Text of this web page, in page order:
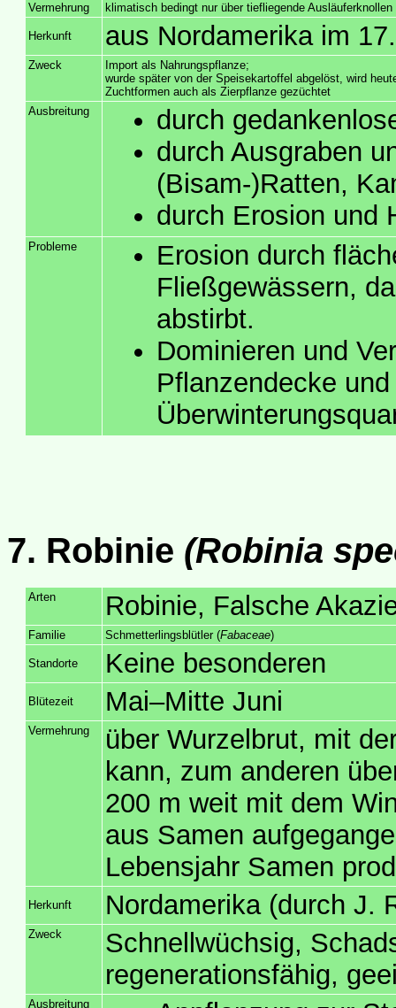
Vermehrung
klimatisch bedingt nur über tiefliegende Ausläuferknollen
Herkunft aus Nordamerika im
Zweck
Import als Nahrungspflanze;
wurde später von der Speisekartoffel abgelöst, wird
Zuchtformen auch als Zierpflanze gezüchtet
Ausbreitung
durch
durch Ausgraben
(Bisam-)Ratten,
durch Erosion und
Probleme
Erosion durch
Fließgewässern,
abstirbt.
Dominieren und
Pflanzendecke
7. Robinie (Robinia
Arten Robinie, Falsche
Familie Schmetterlingsblütler (Fabaceae)
Standorte Keine besonderen
Blütezeit Mai–Mitte Juni
Vermehrung
über Wurzelbrut, mit
kann, zum anderen
200 m weit mit dem
aus Samen
Lebensjahr Samen
Herkunft Nordamerika (durch J.
Zweck
Schnellwüchsig,
regenerationsfähig,
Ausbreitung